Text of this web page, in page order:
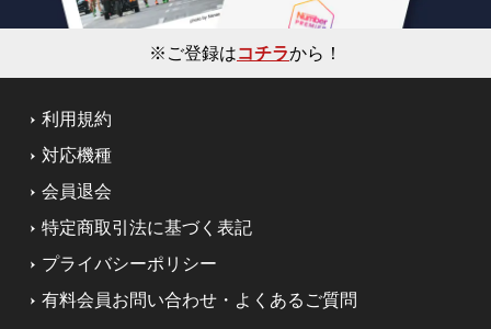
※ご登録はコチラから！
利用規約
対応機種
会員退会
特定商取引法に基づく表記
プライバシーポリシー
有料会員お問い合わせ・よくあるご質問